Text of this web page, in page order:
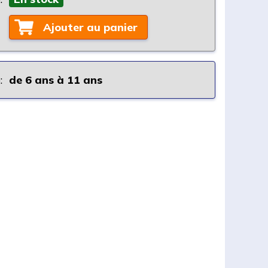
Ajouter au panier
de 6 ans à 11 ans